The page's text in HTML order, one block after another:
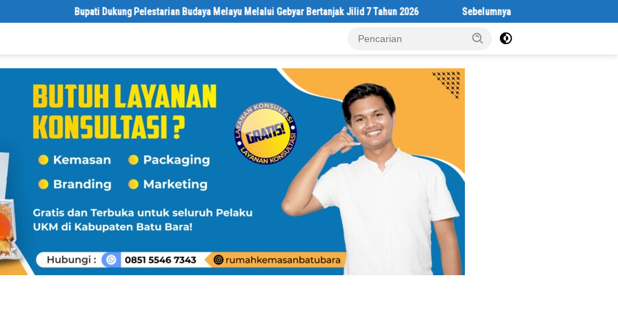
Bupati Dukung Pelestarian Budaya Melayu Melalui Gebyar Bertanjak Jilid 7 Tahun 2026 Sebelumnya Berlantaikan Tanah Beralaskan